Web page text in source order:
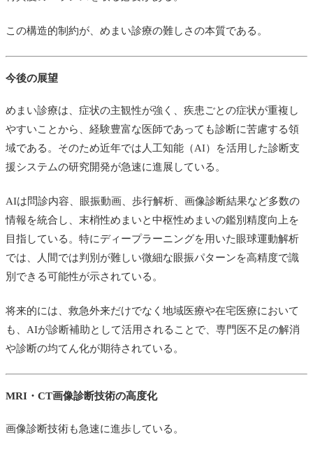
この構造的制約が、めまい診療の難しさの本質である。
今後の展望
めまい診療は、症状の主観性が強く、疾患ごとの症状が重複し
やすいことから、経験豊富な医師であっても診断に苦慮する領
域である。そのため近年では人工知能（AI）を活用した診断支
援システムの研究開発が急速に進展している。
AIは問診内容、眼振動画、歩行解析、画像診断結果など多数の
情報を統合し、末梢性めまいと中枢性めまいの鑑別精度向上を
目指している。特にディープラーニングを用いた眼球運動解析
では、人間では判別が難しい微細な眼振パターンを高精度で識
別できる可能性が示されている。
将来的には、救急外来だけでなく地域医療や在宅医療において
も、AIが診断補助として活用されることで、専門医不足の解消
や診断の均てん化が期待されている。
MRI・CT画像診断技術の高度化
画像診断技術も急速に進歩している。